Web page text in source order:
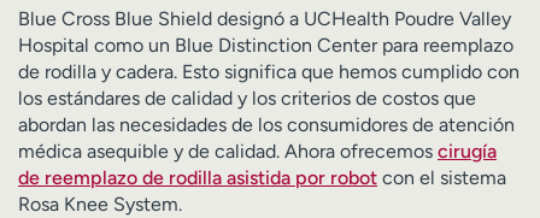
Blue Cross Blue Shield designó a UCHealth Poudre Valley
Hospital como un Blue Distinction Center para reemplazo
de rodilla y cadera. Esto significa que hemos cumplido con
los estándares de calidad y los criterios de costos que
abordan las necesidades de los consumidores de atención
médica asequible y de calidad. Ahora ofrecemos cirugía
de reemplazo de rodilla asistida por robot con el sistema
Rosa Knee System.